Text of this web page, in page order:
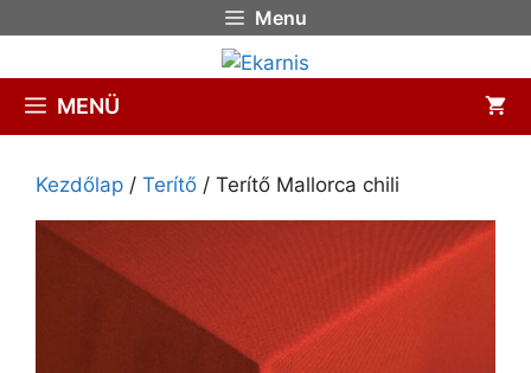
Menu
MENÜ
Kezdőlap / Terítő / Terítő Mallorca chili